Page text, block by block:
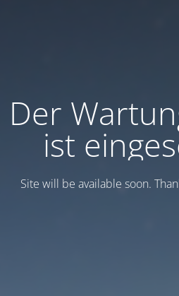
Der
ist
Site will be available soon.